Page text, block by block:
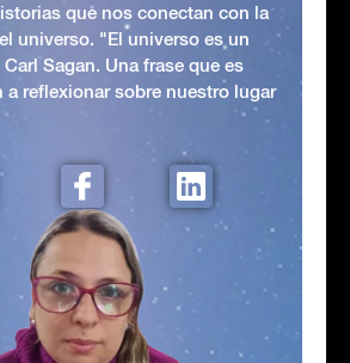
que nos conectan con la
universo. "El universo es un
Sagan. Una frase que es
a reflexionar sobre nuestro lugar